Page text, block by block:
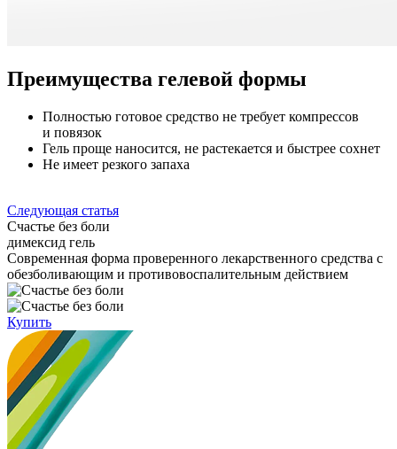
Преимущества гелевой формы
Полностью готовое средство не требует компрессов
и повязок
Гель проще наносится, не растекается и быстрее сохнет
Не имеет резкого запаха
Следующая статья
Счастье без боли
димексид гель
Cовременная форма проверенного лекарственного средства с
обезболивающим и противовоспалительным действием
Купить